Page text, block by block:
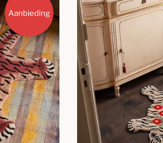
Aanbieding